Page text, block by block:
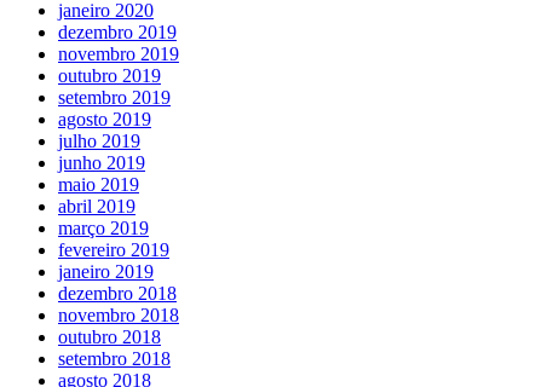
janeiro 2020
dezembro 2019
novembro 2019
outubro 2019
setembro 2019
agosto 2019
julho 2019
junho 2019
maio 2019
abril 2019
março 2019
fevereiro 2019
janeiro 2019
dezembro 2018
novembro 2018
outubro 2018
setembro 2018
agosto 2018